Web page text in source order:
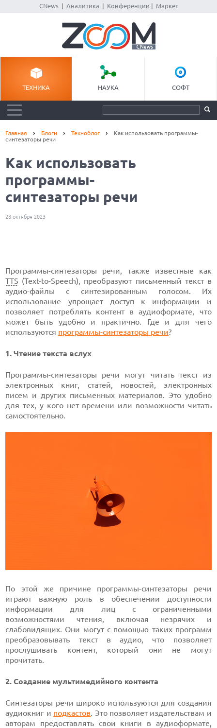
CNews| Аналитика Конференции Маркет
ТЕХНИКА НАУКА СОФТ
Главная Блоги Техноблог
Как использовать программы-
синтезаторы речи
Как использовать
программы-
синтезаторы речи
28 октября 2023
Программы-синтезаторы речи, также известные как
TTS (Text-to-Speech), преобразуют письменный текст в
аудио-файлы с синтезированным голосом. Их
использование упрощает доступ к информации и
позволяет потреблять контент в аудиоформате, что
может быть удобно и практично. Где и для чего
используются программы-синтезаторы речи?
1. Чтение текста вслух
Программы-синтезаторы речи могут читать текст из
электронных книг, статей, новостей, электронных
писем и других письменных материалов. Это удобно
для тех, у кого нет времени или возможности читать
самостоятельно.
По этой же причине программы-синтезаторы речи
играют важную роль в обеспечении доступности
информации для лиц с ограниченными
возможностями чтения, включая незрячих и
слабовидящих. Они могут с помощью таких программ
преобразовывать текст в аудио, что позволяет
прослушивать контент, который они не могут
прочитать.
2. Создание мультимедийного контента
Синтезаторы речи широко используются для создания
аудиокниг и подкастов. Это позволяет издательствам и
авторам предоставлять свои книги в аудиоформате,